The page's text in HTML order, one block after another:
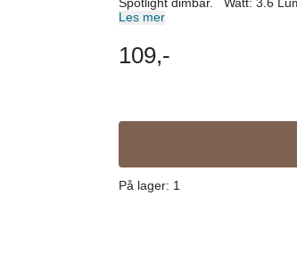
Les mer
109,-
På lager: 1